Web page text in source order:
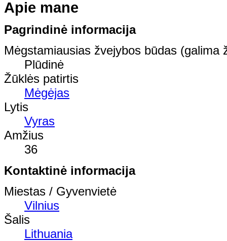
Apie mane
Pagrindinė informacija
Mėgstamiausias žvejybos būdas (galima
Plūdinė
Žūklės patirtis
Mėgėjas
Lytis
Vyras
Amžius
36
Kontaktinė informacija
Miestas / Gyvenvietė
Vilnius
Šalis
Lithuania